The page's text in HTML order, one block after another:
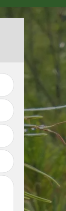
Entreprise de
jardinage 80